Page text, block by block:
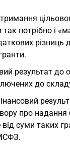
потрібно і
результат до
до
про
суми таких